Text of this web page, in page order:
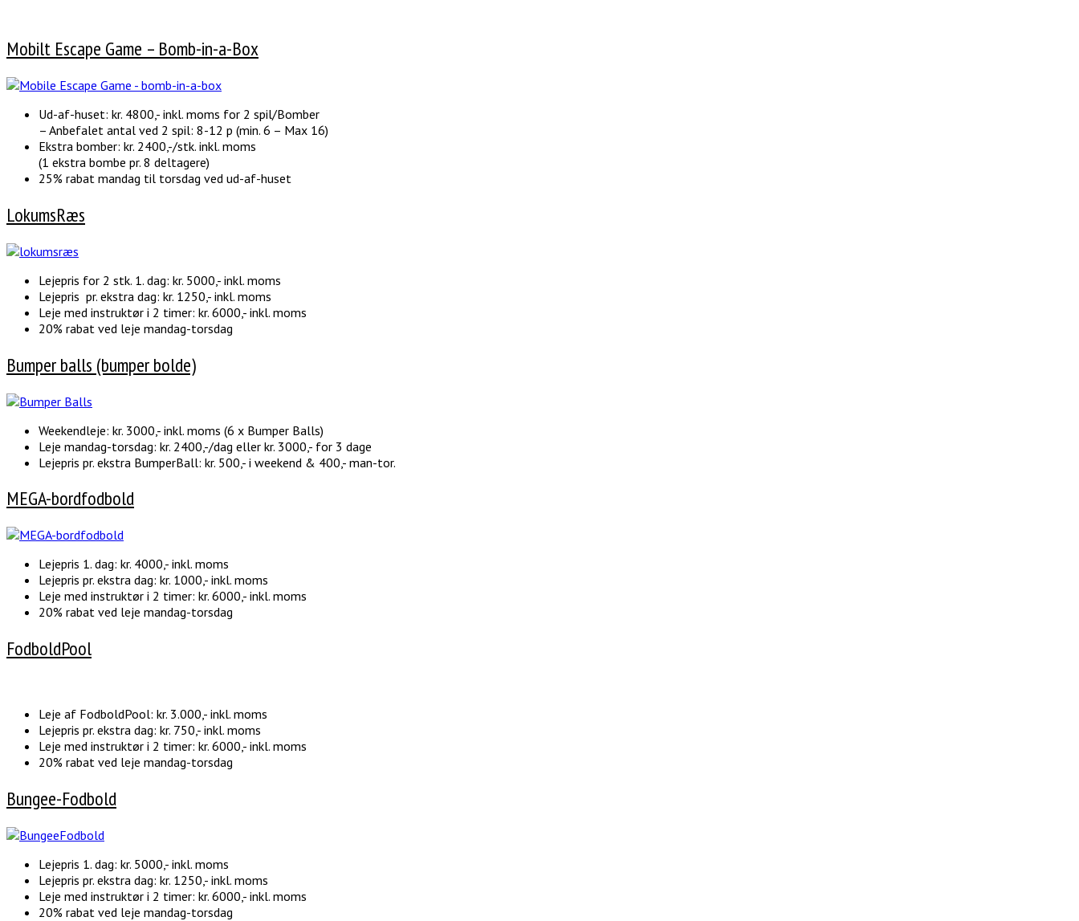
Mobilt Escape Game – Bomb-in-a-Box
Ud-af-huset: kr. 4800,- inkl. moms for 2 spil/Bomber
– Anbefalet antal ved 2 spil: 8-12 p (min. 6 – Max 16)
Ekstra bomber: kr. 2400,-/stk. inkl. moms
(1 ekstra bombe pr. 8 deltagere)
25% rabat mandag til torsdag ved ud-af-huset
LokumsRæs
Lejepris for 2 stk. 1. dag: kr. 5000,- inkl. moms
Lejepris pr. ekstra dag: kr. 1250,- inkl. moms
Leje med instruktør i 2 timer: kr. 6000,- inkl. moms
20% rabat ved leje mandag-torsdag
Bumper balls (bumper bolde)
Weekendleje: kr. 3000,- inkl. moms (6 x Bumper Balls)
Leje mandag-torsdag: kr. 2400,-/dag eller kr. 3000,- for 3 dage
Lejepris pr. ekstra BumperBall: kr. 500,- i weekend & 400,- man-tor.
MEGA-bordfodbold
Lejepris 1. dag: kr. 4000,- inkl. moms
Lejepris pr. ekstra dag: kr. 1000,- inkl. moms
Leje med instruktør i 2 timer: kr. 6000,- inkl. moms
20% rabat ved leje mandag-torsdag
FodboldPool
Leje af FodboldPool: kr. 3.000,- inkl. moms
Lejepris pr. ekstra dag: kr. 750,- inkl. moms
Leje med instruktør i 2 timer: kr. 6000,- inkl. moms
20% rabat ved leje mandag-torsdag
Bungee-Fodbold
Lejepris 1. dag: kr. 5000,- inkl. moms
Lejepris pr. ekstra dag: kr. 1250,- inkl. moms
Leje med instruktør i 2 timer: kr. 6000,- inkl. moms
20% rabat ved leje mandag-torsdag